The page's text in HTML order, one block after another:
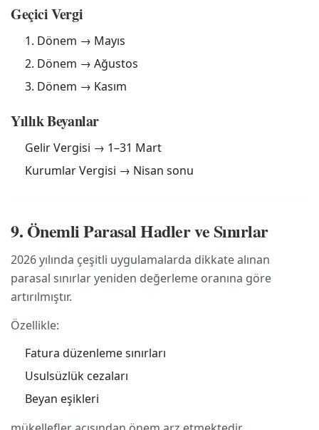
Geçici Vergi
1. Dönem → Mayıs
2. Dönem → Ağustos
3. Dönem → Kasım
Yıllık Beyanlar
Gelir Vergisi → 1–31 Mart
Kurumlar Vergisi → Nisan sonu
9. Önemli Parasal Hadler ve Sınırlar
2026 yılında çeşitli uygulamalarda dikkate alınan
parasal sınırlar yeniden değerleme oranına göre
artırılmıştır.
Özellikle:
Fatura düzenleme sınırları
Usulsüzlük cezaları
Beyan eşikleri